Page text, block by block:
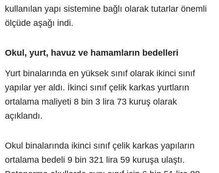
kullanılan yapı sistemine bağlı olarak tutarlar önemli
ölçüde aşağı indi.
Okul, yurt, havuz ve hamamların bedelleri
Yurt binalarında en yüksek sınıf olarak ikinci sınıf
yapılar yer aldı. İkinci sınıf çelik karkas yurtların
ortalama maliyeti 8 bin 3 lira 73 kuruş olarak
açıklandı.
Okul binalarında ikinci sınıf çelik karkas yapıların
ortalama bedeli 9 bin 321 lira 59 kuruşa ulaştı.